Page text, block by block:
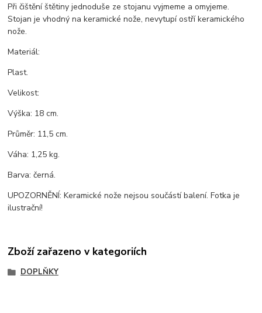
Při čištění štětiny jednoduše ze stojanu vyjmeme a omyjeme.
Stojan je vhodný na keramické nože, nevytupí ostří keramického
nože.
Materiál:
Plast.
Velikost:
Výška: 18 cm.
Průměr: 11,5 cm.
Váha: 1,25 kg.
Barva: černá.
UPOZORNĚNÍ: Keramické nože nejsou součástí balení. Fotka je
ilustrační!
Zboží zařazeno v kategoriích
DOPLŇKY